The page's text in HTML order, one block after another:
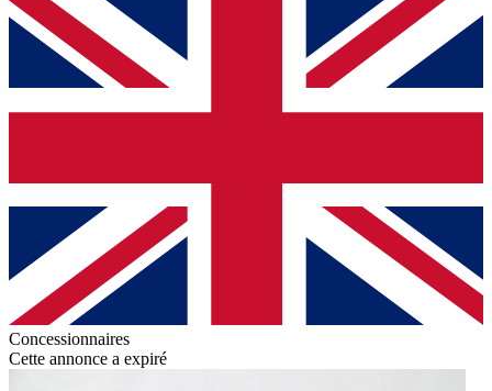
Concessionnaires
Cette annonce a expiré